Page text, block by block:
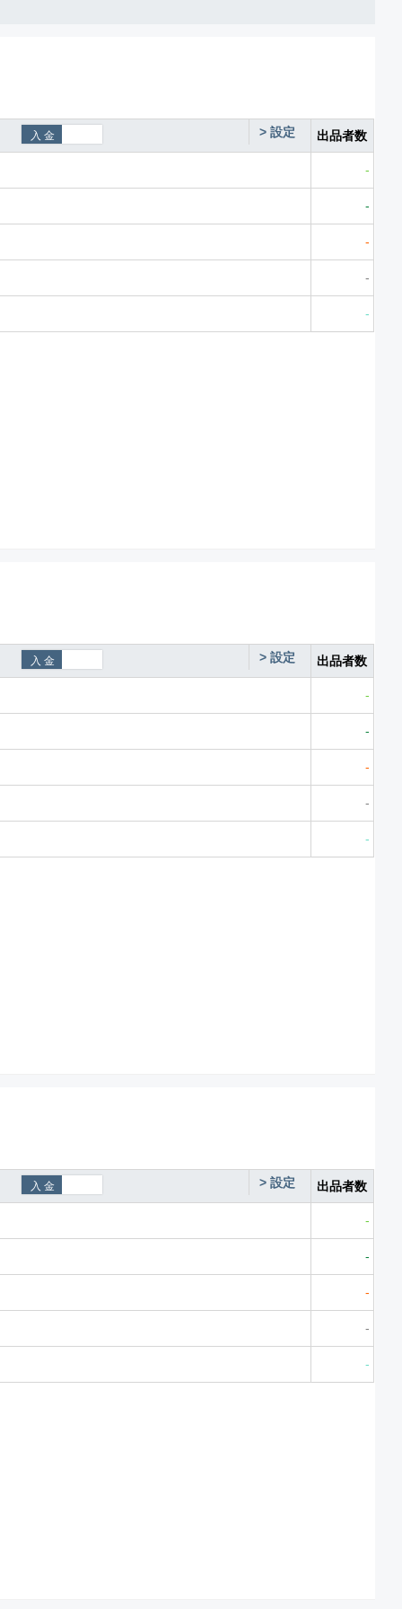
> 設定 出品者数
-
-
-
-
-
> 設定 出品者数
-
-
-
-
-
> 設定 出品者数
-
-
-
-
-